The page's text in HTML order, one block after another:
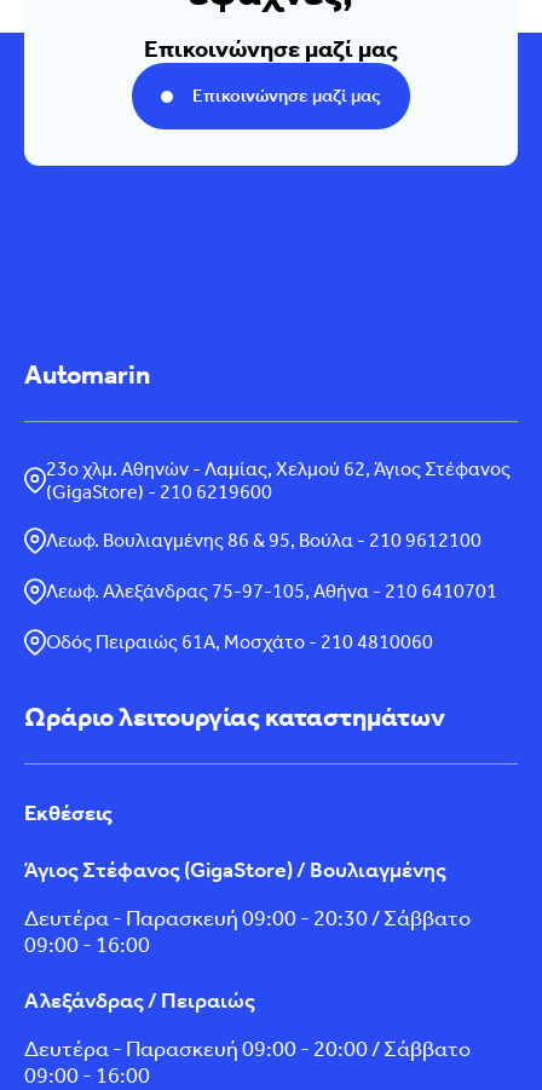
Επικοινώνησε μαζί μας
Επικοινώνησε μαζί μας
Automarin
23ο χλμ. Αθηνών - Λαμίας, Χελμού 62, Άγιος Στέφανος
(GigaStore) - 210 6219600
Λεωφ. Βουλιαγμένης 86 & 95, Βούλα - 210 9612100
Λεωφ. Αλεξάνδρας 75-97-105, Αθήνα - 210 6410701
Οδός Πειραιώς 61Α, Μοσχάτο - 210 4810060
Ωράριο λειτουργίας καταστημάτων
Εκθέσεις
Άγιος Στέφανος (GigaStore) / Βουλιαγμένης
Δευτέρα - Παρασκευή 09:00 - 20:30 / Σάββατο
09:00 - 16:00
Αλεξάνδρας / Πειραιώς
Δευτέρα - Παρασκευή 09:00 - 20:00 / Σάββατο
09:00 - 16:00